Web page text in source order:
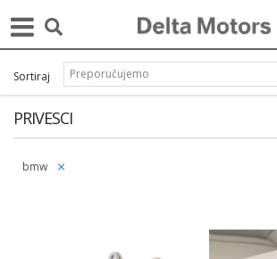
PRIVESCI
Sortiraj
bmw